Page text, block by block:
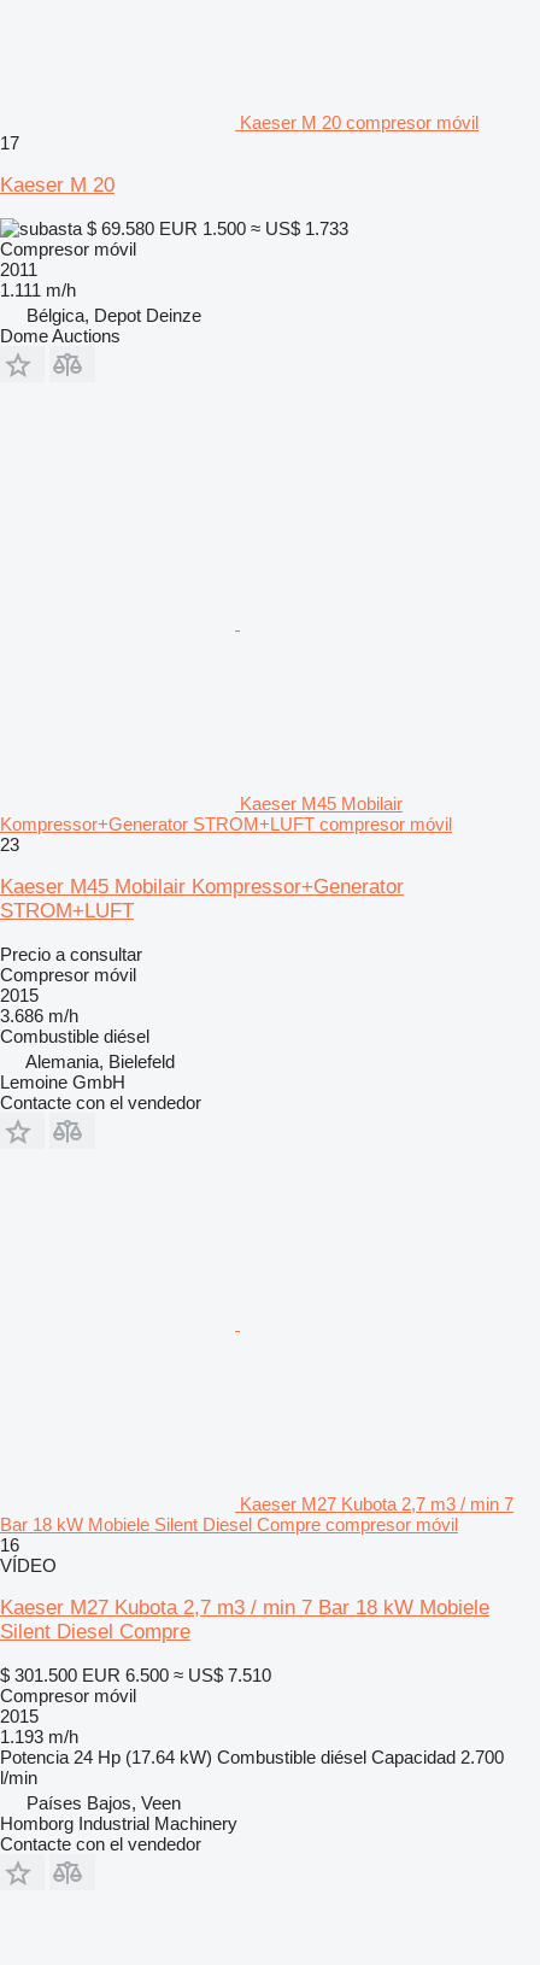
Kaeser M 20 compresor móvil
17
Kaeser M 20
$ 69.580 EUR 1.500 ≈ US$ 1.733
Compresor móvil
2011
1.111 m/h
Bélgica, Depot Deinze
Dome Auctions
Kaeser M45 Mobilair
Kompressor+Generator STROM+LUFT compresor móvil
23
Kaeser M45 Mobilair Kompressor+Generator
STROM+LUFT
Precio a consultar
Compresor móvil
2015
3.686 m/h
Combustible diésel
Alemania, Bielefeld
Lemoine GmbH
Contacte con el vendedor
Kaeser M27 Kubota 2,7 m3 / min 7
Bar 18 kW Mobiele Silent Diesel Compre compresor móvil
16
VÍDEO
Kaeser M27 Kubota 2,7 m3 / min 7 Bar 18 kW Mobiele
Silent Diesel Compre
$ 301.500 EUR 6.500 ≈ US$ 7.510
Compresor móvil
2015
1.193 m/h
Potencia 24 Hp (17.64 kW) Combustible diésel Capacidad 2.700
l/min
Países Bajos, Veen
Homborg Industrial Machinery
Contacte con el vendedor